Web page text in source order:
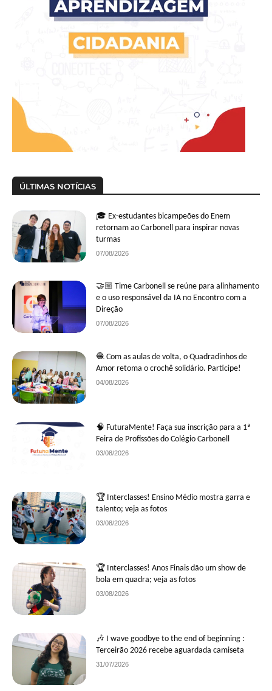
ÚLTIMAS NOTÍCIAS
🎓 Ex-estudantes bicampeões do Enem
retornam ao Carbonell para inspirar novas
turmas
07/08/2026
🤝🏼 Time Carbonell se reúne para alinhamento
e o uso responsável da IA no Encontro com a
Direção
07/08/2026
🧶 Com as aulas de volta, o Quadradinhos de
Amor retoma o crochê solidário. Participe!
04/08/2026
🧠 FuturaMente! Faça sua inscrição para a 1ª
Feira de Profissões do Colégio Carbonell
03/08/2026
🏆 Interclasses! Ensino Médio mostra garra e
talento; veja as fotos
03/08/2026
🏆 Interclasses! Anos Finais dão um show de
bola em quadra; veja as fotos
03/08/2026
🎶 I wave goodbye to the end of beginning :
Terceirão 2026 recebe aguardada camiseta
31/07/2026